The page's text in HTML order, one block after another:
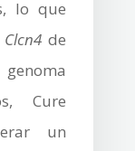
lo que
Clcn4 de
Cure
un